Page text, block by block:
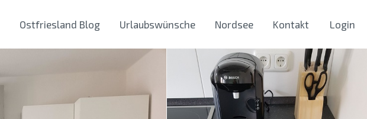
Ostfriesland Blog Urlaubswünsche Nordsee Kontakt Login